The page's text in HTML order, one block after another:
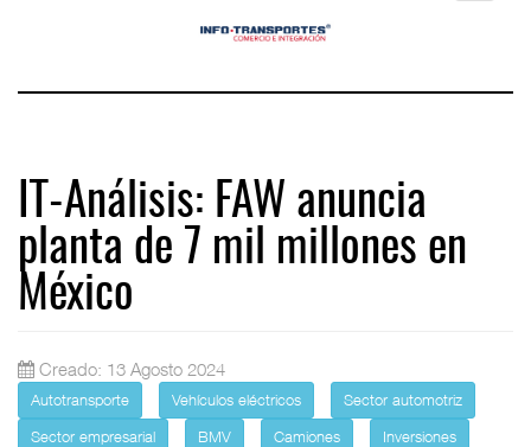
IT-Análisis: FAW anuncia
planta de 7 mil millones en
México
Creado: 13 Agosto 2024
Autotransporte Vehículos eléctricos
Sector automotriz
Sector empresarial
BMV Camiones
Inversiones